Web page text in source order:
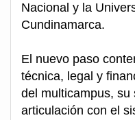
Nacional y la
Cundinamarca.
El nuevo paso
técnica, legal y
del multicampus, su
articulación con el